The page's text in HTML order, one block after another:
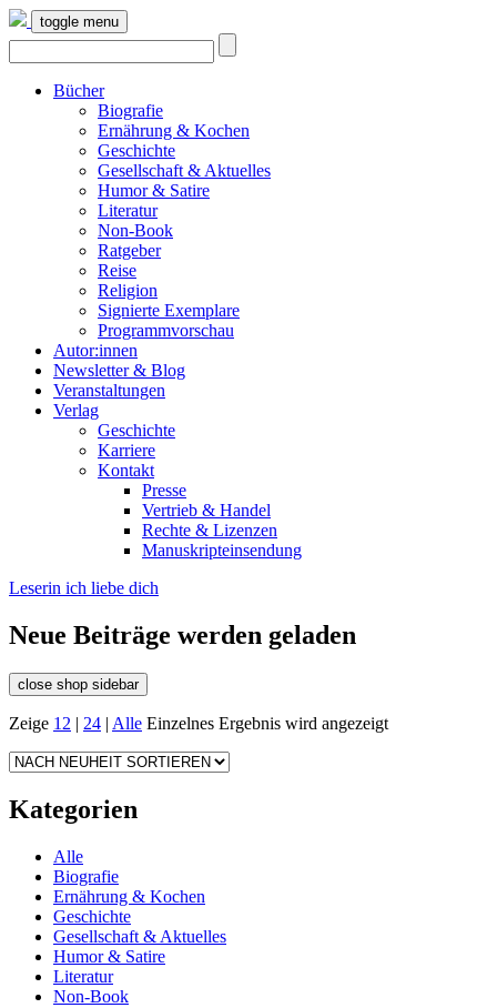
toggle menu
Bücher
Biografie
Ernährung & Kochen
Geschichte
Gesellschaft & Aktuelles
Humor & Satire
Literatur
Non-Book
Ratgeber
Reise
Religion
Signierte Exemplare
Programmvorschau
Autor:innen
Newsletter & Blog
Veranstaltungen
Verlag
Geschichte
Karriere
Kontakt
Presse
Vertrieb & Handel
Rechte & Lizenzen
Manuskripteinsendung
Leserin ich liebe dich
Neue Beiträge werden geladen
close shop sidebar
Zeige 12 | 24 | Alle Einzelnes Ergebnis wird angezeigt
Kategorien
Alle
Biografie
Ernährung & Kochen
Geschichte
Gesellschaft & Aktuelles
Humor & Satire
Literatur
Non-Book